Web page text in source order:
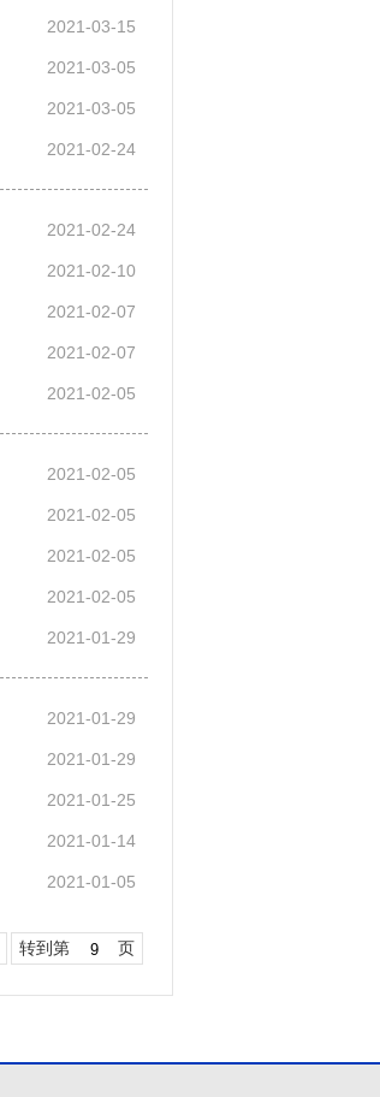
2021-03-15
2021-03-05
2021-03-05
2021-02-24
2021-02-24
2021-02-10
2021-02-07
2021-02-07
2021-02-05
2021-02-05
2021-02-05
2021-02-05
2021-02-05
2021-01-29
2021-01-29
2021-01-29
2021-01-25
2021-01-14
2021-01-05
转到第 页